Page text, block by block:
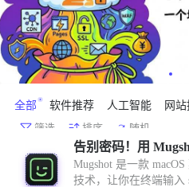
全部 软件推荐 人工智能 网
筛选
排序 随机
告别密码！用
解锁
Mugshot 是一款
技术，让你在终端输入